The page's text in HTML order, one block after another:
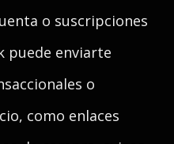
o suscripciones
puede enviarte
o
como enlaces